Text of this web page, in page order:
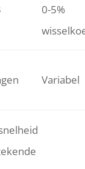
0-5%
Variabel